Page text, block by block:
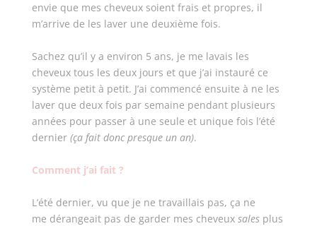
envie que mes cheveux soient frais et propres, il
m’arrive de les laver une deuxième fois.
Sachez qu’il y a environ 5 ans, je me lavais les
cheveux tous les deux jours et que j’ai instauré ce
système petit à petit. J’ai commencé ensuite à ne les
laver que deux fois par semaine pendant plusieurs
années pour passer à une seule et unique fois l’été
dernier (ça fait donc presque un an).
Comment j’ai fait ?
L’été dernier, vu que je ne travaillais pas, ça ne
me dérangeait pas de garder mes cheveux salesplus